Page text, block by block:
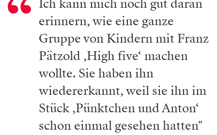
Ich kann mich noch gut daran
erinnern, wie eine ganze
Gruppe von Kindern mit Franz
Pätzold ‚High five‘ machen
wollte. Sie haben ihn
wiedererkannt, weil sie ihn im
Stück ‚Pünktchen und Anton‘
schon einmal gesehen hatten"